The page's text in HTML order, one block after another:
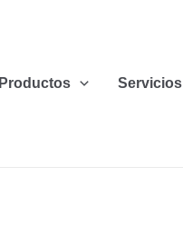
Productos Servicios